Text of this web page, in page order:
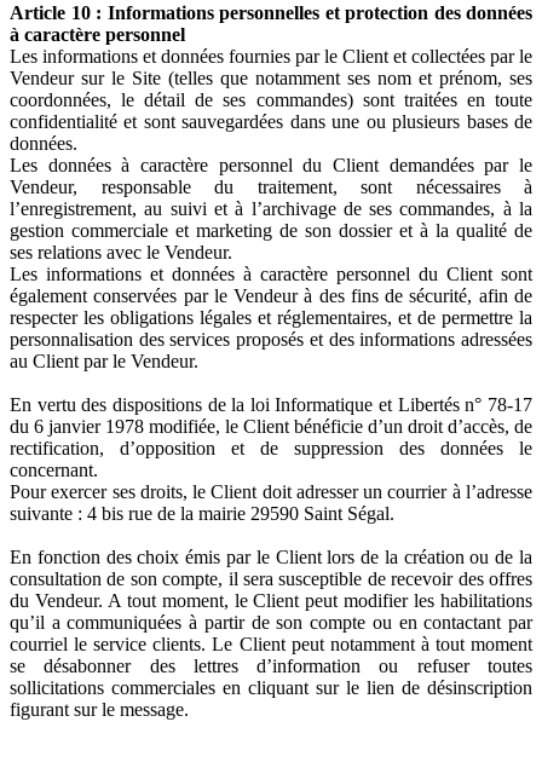
Article 10 : Informations personnelles et protection des données
à caractère personnel
Les informations et données fournies par le Client et collectées par le
Vendeur sur le Site (telles que notamment ses nom et prénom, ses
coordonnées, le détail de ses commandes) sont traitées en toute
confidentialité et sont sauvegardées dans une ou plusieurs bases de
données.
Les données à caractère personnel du Client demandées par le
Vendeur, responsable du traitement, sont nécessaires à
l’enregistrement, au suivi et à l’archivage de ses commandes, à la
gestion commerciale et marketing de son dossier et à la qualité de
ses relations avec le Vendeur.
Les informations et données à caractère personnel du Client sont
également conservées par le Vendeur à des fins de sécurité, afin de
respecter les obligations légales et réglementaires, et de permettre la
personnalisation des services proposés et des informations adressées
au Client par le Vendeur.
En vertu des dispositions de la loi Informatique et Libertés n° 78-17
du 6 janvier 1978 modifiée, le Client bénéficie d’un droit d’accès, de
rectification, d’opposition et de suppression des données le
concernant.
Pour exercer ses droits, le Client doit adresser un courrier à l’adresse
suivante : 4 bis rue de la mairie 29590 Saint Ségal.
En fonction des choix émis par le Client lors de la création ou de la
consultation de son compte, il sera susceptible de recevoir des offres
du Vendeur. A tout moment, le Client peut modifier les habilitations
qu’il a communiquées à partir de son compte ou en contactant par
courriel le service clients. Le Client peut notamment à tout moment
se désabonner des lettres d’information ou refuser toutes
sollicitations commerciales en cliquant sur le lien de désinscription
figurant sur le message.